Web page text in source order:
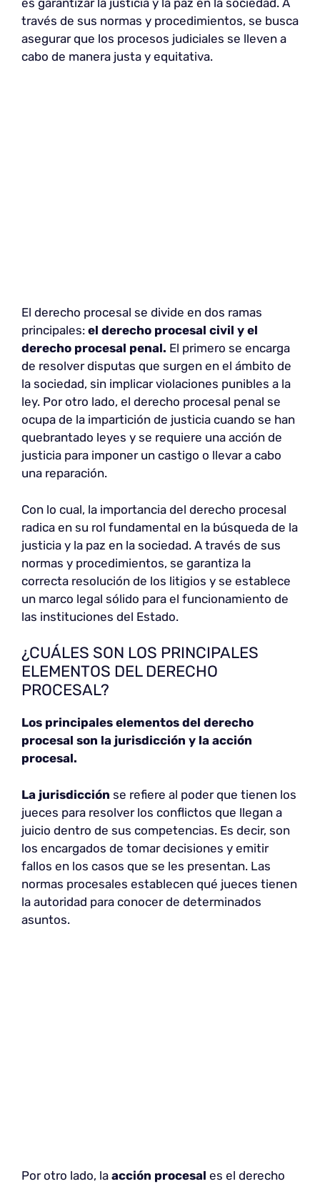
través de sus normas y procedimientos, se busca
asegurar que los procesos judiciales se lleven a
cabo de manera justa y equitativa.
El derecho procesal se divide en dos ramas
principales: el derecho procesal civil y el
derecho procesal penal. El primero se encarga
de resolver disputas que surgen en el ámbito de
la sociedad, sin implicar violaciones punibles a la
ley. Por otro lado, el derecho procesal penal se
ocupa de la impartición de justicia cuando se han
quebrantado leyes y se requiere una acción de
justicia para imponer un castigo o llevar a cabo
una reparación.
Con lo cual, la importancia del derecho procesal
radica en su rol fundamental en la búsqueda de la
justicia y la paz en la sociedad. A través de sus
normas y procedimientos, se garantiza la
correcta resolución de los litigios y se establece
un marco legal sólido para el funcionamiento de
las instituciones del Estado.
¿CUÁLES SON LOS PRINCIPALES
ELEMENTOS DEL DERECHO
PROCESAL?
Los principales elementos del derecho
procesal son la jurisdicción y la acción
procesal.
La jurisdicción se refiere al poder que tienen los
jueces para resolver los conflictos que llegan a
juicio dentro de sus competencias. Es decir, son
los encargados de tomar decisiones y emitir
fallos en los casos que se les presentan. Las
normas procesales establecen qué jueces tienen
la autoridad para conocer de determinados
asuntos.
Por otro lado, la acción procesal es el derecho